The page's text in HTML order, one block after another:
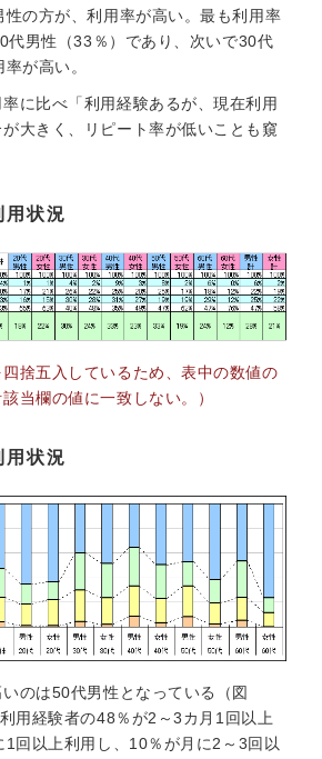
の方が、利用率が高い。最も利用率
代男性（33％）であり、次いで30代
が高い。
に比べ「利用経験あるが、現在利用
大きく、リピート率が低いことも窺
状況
四捨五入しているため、表中の数値の
当欄の値に一致しない。）
状況
のは50代男性となっている（図
用経験者の48％が2～3カ月1回以上
回以上利用し、10％が月に2～3回以